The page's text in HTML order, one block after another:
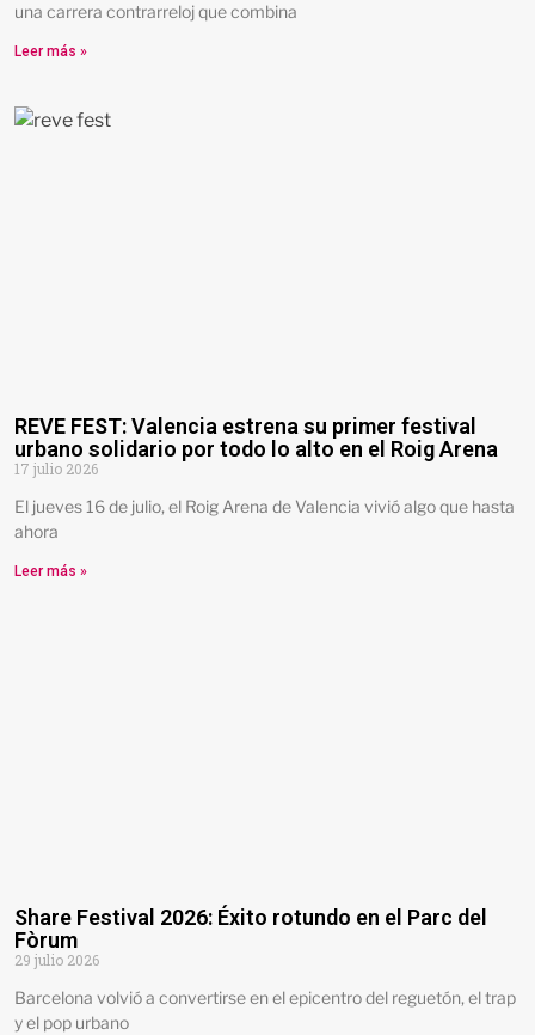
una carrera contrarreloj que combina
Leer más »
REVE FEST: Valencia estrena su primer festival
urbano solidario por todo lo alto en el Roig Arena
17 julio 2026
El jueves 16 de julio, el Roig Arena de Valencia vivió algo que hasta
ahora
Leer más »
Share Festival 2026: Éxito rotundo en el Parc del
Fòrum
29 julio 2026
Barcelona volvió a convertirse en el epicentro del reguetón, el trap
y el pop urbano